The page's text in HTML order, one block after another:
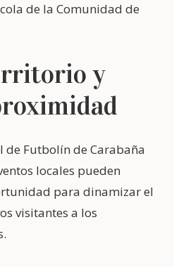
de la Comunidad de
y
de Futbolín de Carabaña
locales pueden
para dinamizar el
visitantes a los